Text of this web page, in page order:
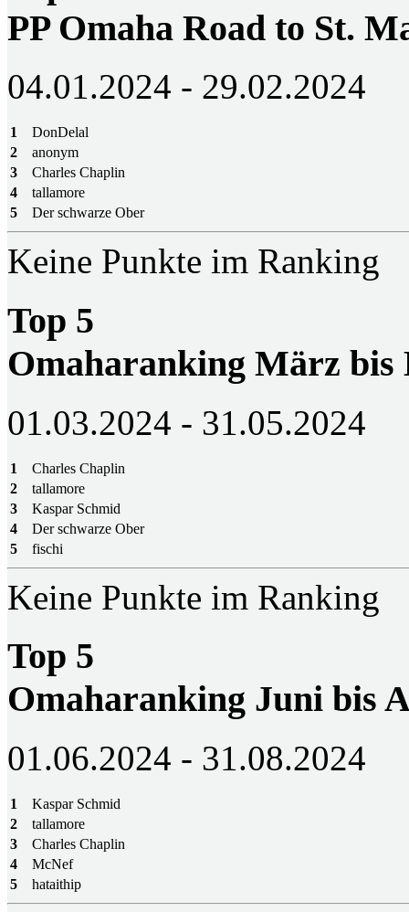
PP Omaha Road to St.
04.01.2024 - 29.02.2024
1
DonDelal
2
anonym
3
Charles Chaplin
4
tallamore
5
Der schwarze Ober
Keine Punkte im Ranking
Top 5
Omaharanking März bis
01.03.2024 - 31.05.2024
1
Charles Chaplin
2
tallamore
3
Kaspar Schmid
4
Der schwarze Ober
5
fischi
Keine Punkte im Ranking
Top 5
Omaharanking Juni bis
01.06.2024 - 31.08.2024
1
Kaspar Schmid
2
tallamore
3
Charles Chaplin
4
McNef
5
hataithip